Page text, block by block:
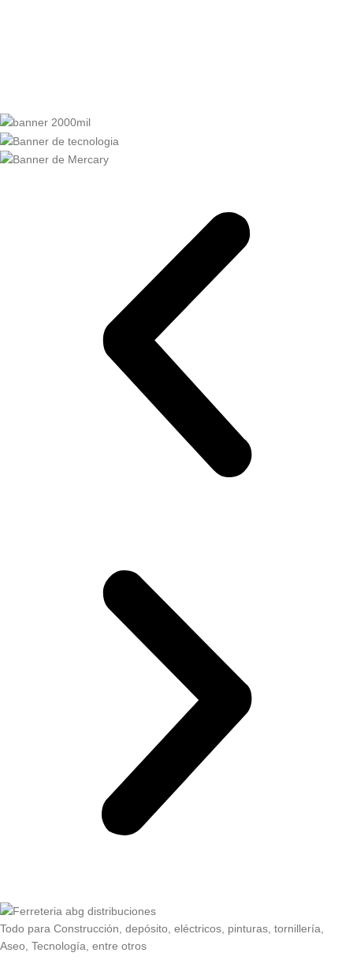
Todo para Construcción, depósito, eléctricos, pinturas, tornillería,
Aseo, Tecnología, entre otros